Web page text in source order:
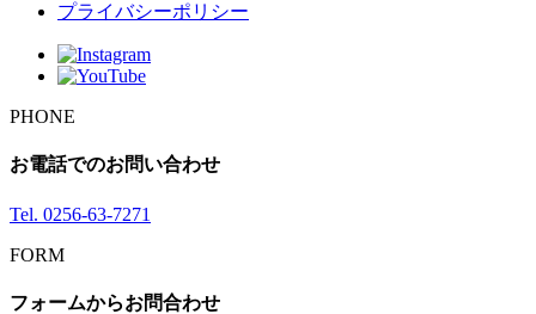
プライバシーポリシー
PHONE
お電話でのお問い合わせ
Tel. 0256-63-7271
FORM
フォームからお問合わせ